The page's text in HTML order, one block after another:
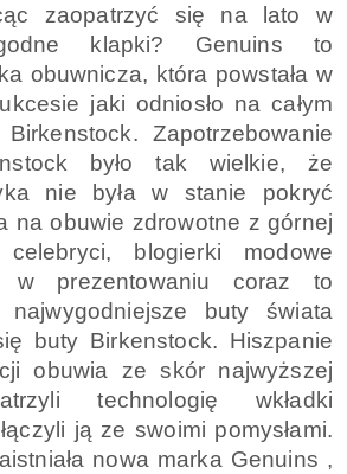
zaopatrzyć się na lato w
klapki? Genuins to
obuwnicza, która powstała w
jaki odniosło na całym
Zapotrzebowanie
było tak wielkie, że
nie była w stanie pokryć
na obuwie zdrowotne z górnej
celebryci, blogierki modowe
w prezentowaniu coraz to
najwygodniejsze buty świata
buty Birkenstock. Hiszpanie
obuwia ze skór najwyższej
technologię wkładki
ją ze swoimi pomysłami.
nowa marka Genuins ,